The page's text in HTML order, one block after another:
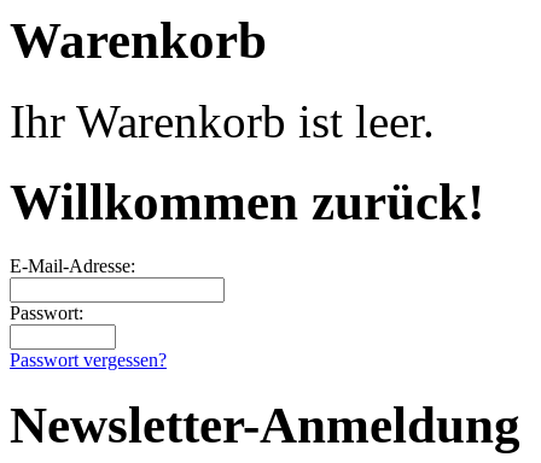
Warenkorb
Ihr Warenkorb ist leer.
Willkommen zurück!
E-Mail-Adresse:
Passwort:
Passwort vergessen?
Newsletter-Anmeldung